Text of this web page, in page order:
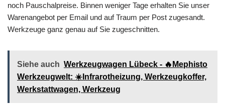
noch Pauschalpreise. Binnen weniger Tage erhalten Sie unser
Warenangebot per Email und auf Traum per Post zugesandt.
Werkzeuge ganz genau auf Sie zugeschnitten.
Siehe auch Werkzeugwagen Lübeck - 🔥Mephisto
Werkzeugwelt: ☀️Infrarotheizung, Werkzeugkoffer,
Werkstattwagen, Werkzeug